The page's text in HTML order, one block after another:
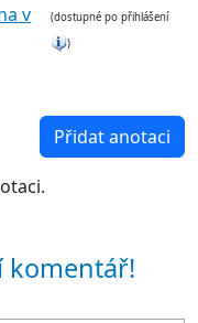
v
(dostupné po přihlášení
)
Přidat anotaci
komentář!